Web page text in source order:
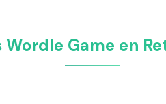
Wordle Game en